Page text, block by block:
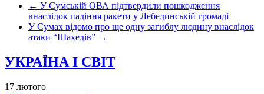
← У Сумській ОВА підтвердили пошкодження
внаслідок падіння ракети у Лебединській громаді
У Сумах відомо про ще одну загиблу людину внаслідок
атаки “Шахедів” →
УКРАЇНА І СВІТ
17 лютого